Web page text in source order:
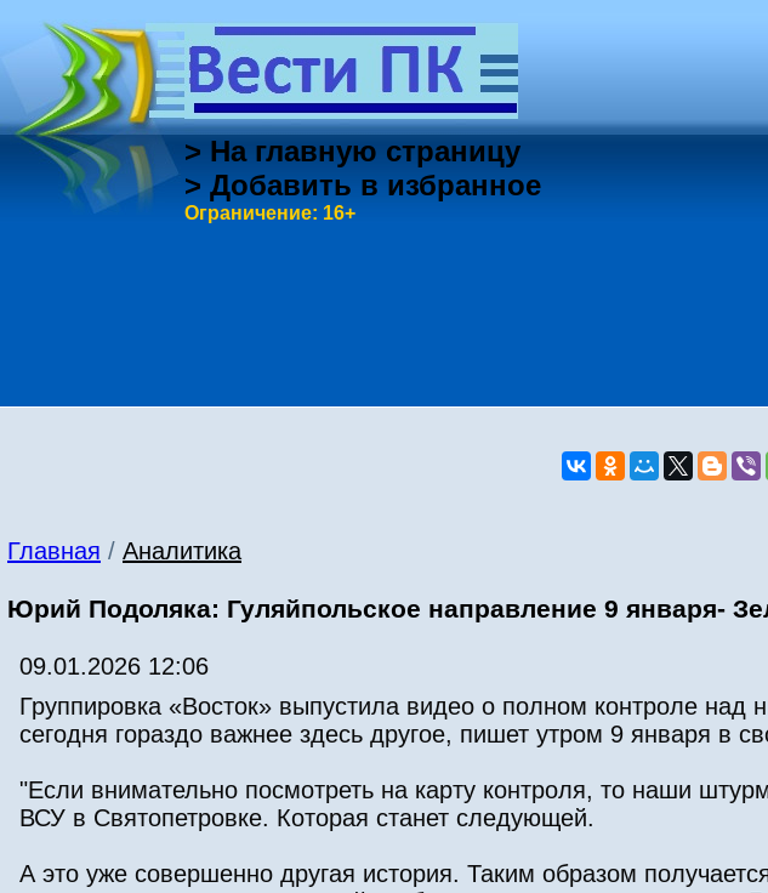
> На главную страницу
> Добавить в избранное
Ограничение: 16+
Главная / Аналитика
Юрий Подоляка: Гуляйпольское направление 9 января-
09.01.2026 12:06
Группировка «Восток» выпустила видео о полном контроле над
сегодня гораздо важнее здесь другое, пишет утром 9 января в
"Если внимательно посмотреть на карту контроля, то наши
ВСУ в Святопетровке. Которая станет следующей.
А это уже совершенно другая история. Таким образом